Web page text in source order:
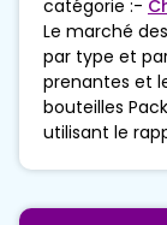
catégorie :-
Le marché
par type et
prenantes et
bouteilles
utilisant le